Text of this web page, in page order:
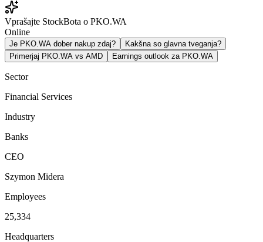
Vprašajte StockBota o PKO.WA
Online
Je PKO.WA dober nakup zdaj?
Kakšna so glavna tveganja?
Primerjaj PKO.WA vs AMD
Earnings outlook za PKO.WA
Sector
Financial Services
Industry
Banks
CEO
Szymon Midera
Employees
25,334
Headquarters